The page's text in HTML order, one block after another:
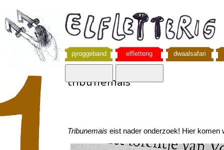
pjroggeband elfletterig dwaalsafari
tribunemais
Tribunemais eist nader onderzoek! Hier komen